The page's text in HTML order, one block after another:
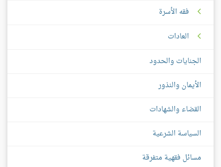
فقه الأسرة
العادات
الجنايات والحدود
الأيمان والنذور
القضاء والشهادات
السياسة الشرعية
مسائل فقهية متفرقة